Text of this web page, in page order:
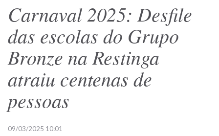
Carnaval 2025: Desfile
das escolas do Grupo
Bronze na Restinga
atraiu centenas de
pessoas
09/03/2025 10:01